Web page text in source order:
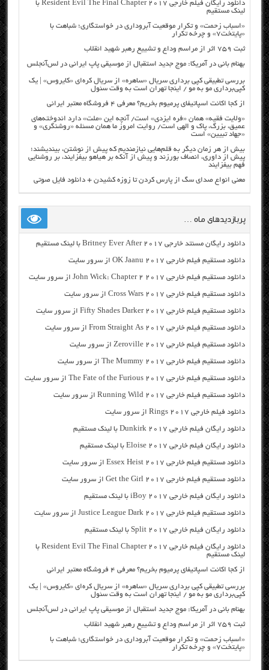
دانلود رایگان فیلم خارجی Resident Evil The Final Chapter 2017 با
لینک مستقیم
«اسباب زحمت» و تکرار موقعیت آبروداری در خواستگاری؛ شباهت با
«پایتخت۷» و چرخه تکرار
ثبت ۷۵۹ اثر از مراسم وداع و تشییع رهبر شهید انقلاب
بهنام بانی در آمریکا: موج جدید استقبال از موسیقی پاپ ایرانی در لس‌آنجلس
بررسی تطبیقی کپی برداری سریال «ساهره» از سریال کره‌ای «کایروس» | یک
کپی‌برداری مو به مو / اینجا تهران است به وقت سئول
از کجا اکانت اسپاتیفای پرمیوم بخریم؟ معرفی ۴ فروشگاه معتبر ایرانی
«ولایت فقیه» همان «فره ایزدی» است/ آنچه این «ملت» دارد اندوخته‌های
عمیق، بزرگ، پاک و الهی است/ روایت امروز ما همان مسئله «روشنگری» و
«جهاد تبیین» است
بیش از هر زمان دیگر به قلم‌هایی نیازمندیم که پیش از نوشتن، بیندیشند؛
پیش از داوری، انصاف بورزند و پیش از آنکه بر هیاهو بیفزایند، بر روشنایی
فهم بیفزایند
معنی انواع صدای سگ از پارس کردن تا زوزه کشیدن + دانلود فایل صوتی
پربازدیدهای ماه …
دانلود رایگان مسنتد خارجی Britney Ever After 2017 با لینک مستقیم
دانلود مستقیم فیلم خارجی OK Jaanu 2017 از سرور سایت
دانلود مستقیم فیلم خارجی John Wick: Chapter 2 2017 از سرور سایت
دانلود مستقیم فیلم خارجی Cross Wars 2017 از سرور سایت
دانلود مستقیم فیلم خارجی Fifty Shades Darker 2017 از سرور سایت
دانلود مستقیم فیلم خارجی From Straight As 2017 از سرور سایت
دانلود مستقیم فیلم خارجی Zeroville 2017 از سرور سایت
دانلود مستقیم فیلم خارجی The Mummy 2017 از سرور سایت
دانلود مستقیم فیلم خارجی The Fate of the Furious 2017 از سرور سایت
دانلود مستقیم فیلم خارجی Running Wild 2017 از سرور سایت
دانلود فیلم خارجی Rings 2017 از سرور سایت
دانلود رایگان فیلم خارجی Dunkirk 2017 با لینک مستقیم
دانلود رایگان فیلم خارجی Eloise 2017 با لینک مستقیم
دانلود مستقیم فیلم خارجی Essex Heist 2017 از سرور سایت
دانلود مستقیم فیلم خارجی Get the Girl 2017 از سرور سایت
دانلود رایگان فیلم خارجی iBoy 2017 با لینک مستقیم
دانلود مستقیم فیلم خارجی Justice League Dark 2017 از سرور سایت
دانلود رایگان فیلم خارجی Split 2017 با لینک مستقیم
دانلود رایگان فیلم خارجی Resident Evil The Final Chapter 2017 با
لینک مستقیم
از کجا اکانت اسپاتیفای پرمیوم بخریم؟ معرفی ۴ فروشگاه معتبر ایرانی
بررسی تطبیقی کپی برداری سریال «ساهره» از سریال کره‌ای «کایروس» | یک
کپی‌برداری مو به مو / اینجا تهران است به وقت سئول
بهنام بانی در آمریکا: موج جدید استقبال از موسیقی پاپ ایرانی در لس‌آنجلس
ثبت ۷۵۹ اثر از مراسم وداع و تشییع رهبر شهید انقلاب
«اسباب زحمت» و تکرار موقعیت آبروداری در خواستگاری؛ شباهت با
«پایتخت۷» و چرخه تکرار